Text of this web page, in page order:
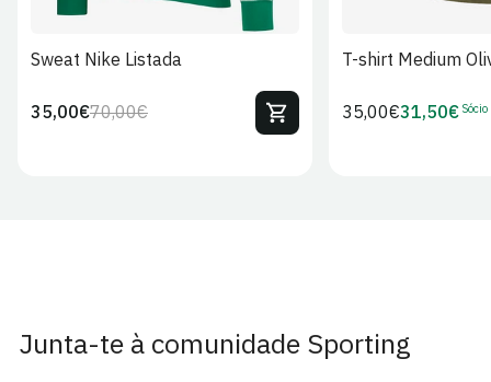
Sweat Nike Listada
Preço
70,00€Preço
35,00€
T-shirt Medium
Preço
35,00€Preço
31,50€ Sócio
Junta-te à comunidade Sporting